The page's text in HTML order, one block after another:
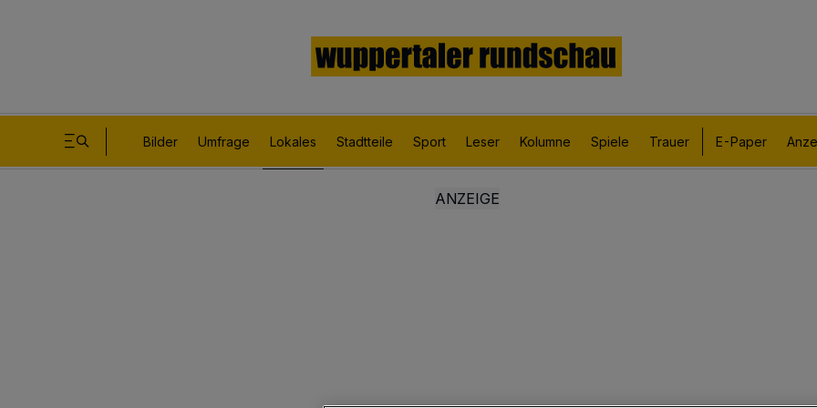
Bilder Umfrage Lokales Stadtteile Sport Leser Kolumne Spiele Trauer E-Paper